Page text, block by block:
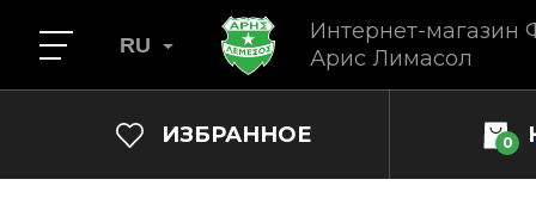
Интернет-магазин
Арис Лимасол
RU
ИЗБРАННОЕ 0